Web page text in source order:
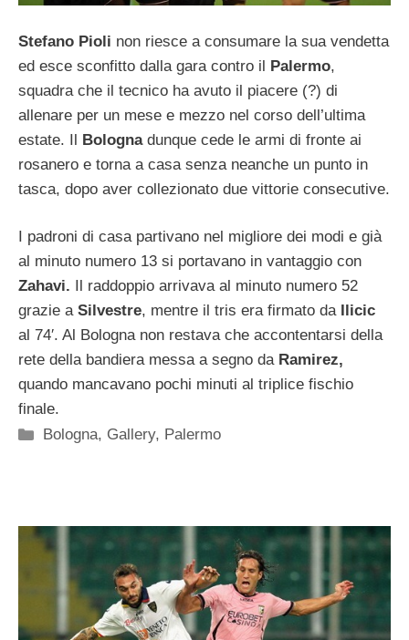
Stefano Pioli non riesce a consumare la sua vendetta
ed esce sconfitto dalla gara contro il Palermo,
squadra che il tecnico ha avuto il piacere (?) di
allenare per un mese e mezzo nel corso dell’ultima
estate. Il Bolognadunque cede le armi di fronte ai
rosanero e torna a casa senza neanche un punto in
tasca, dopo aver collezionato due vittorie consecutive.
I padroni di casa partivano nel migliore dei modi e già
al minuto numero 13 si portavano in vantaggio con
Zahavi. Il raddoppio arrivava al minuto numero 52
grazie aSilvestre, mentre il tris era firmato da
Ilicic
al 74′. Al Bologna non restava che accontentarsi della
rete della bandiera messa a segno da Ramirez,
quando mancavano pochi minuti al triplice fischio
finale.
Categorie
Bologna, Gallery, Palermo